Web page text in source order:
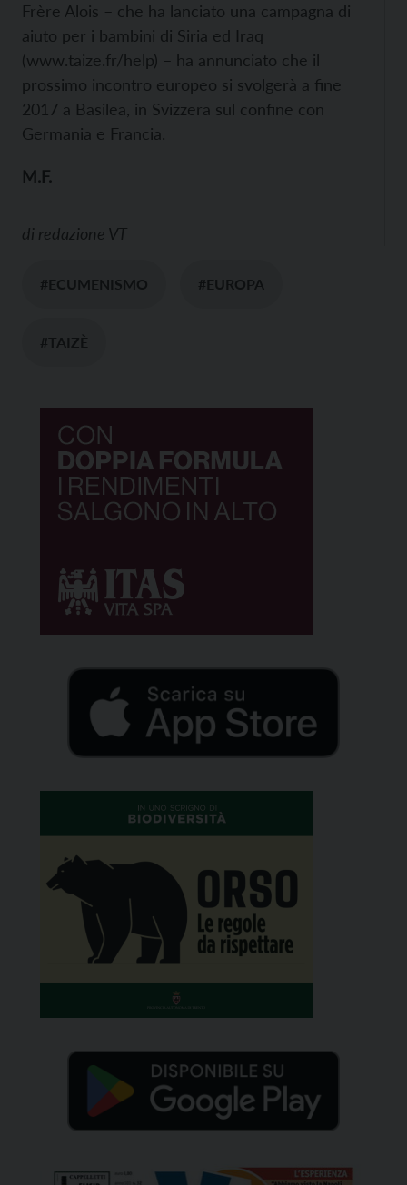
Frère Alois – che ha lanciato una campagna di
aiuto per i bambini di Siria ed Iraq
(www.taize.fr/help) – ha annunciato che il
prossimo incontro europeo si svolgerà a fine
2017 a Basilea, in Svizzera sul confine con
Germania e Francia.
M.F.
di redazione VT
#ECUMENISMO #EUROPA
#TAIZÈ